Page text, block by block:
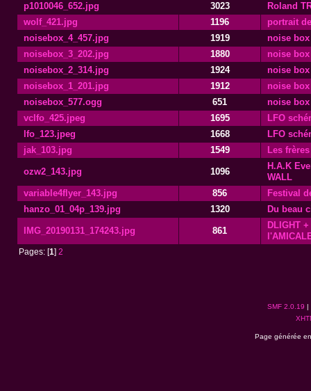
p1010046_652.jpg
3023
Roland
wolf_421.jpg
1196
portrait
noisebox_4_457.jpg
1919
noise box
noisebox_3_202.jpg
1880
noise box
noisebox_2_314.jpg
1924
noise box
noisebox_1_201.jpg
1912
noise box
noisebox_577.ogg
651
noise box
vclfo_425.jpeg
1695
LFO
lfo_123.jpeg
1668
LFO
jak_103.jpg
1549 Les
ozw2_143.jpg 1096
H.A.K
WALL
variable4flyer_143.jpg
856
Festival
hanzo_01_04p_139.jpg
1320 Du beau
IMG_20190131_174243.jpg 861
DLIGHT
Pages: [1 ]2
SMF 2.0.19 |
Page générée